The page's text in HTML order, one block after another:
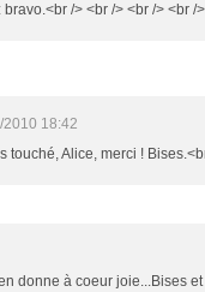
/> <br /> <br /> <br />
2010 18:42
touché, Alice, merci !
donne à coeur joie...Bises